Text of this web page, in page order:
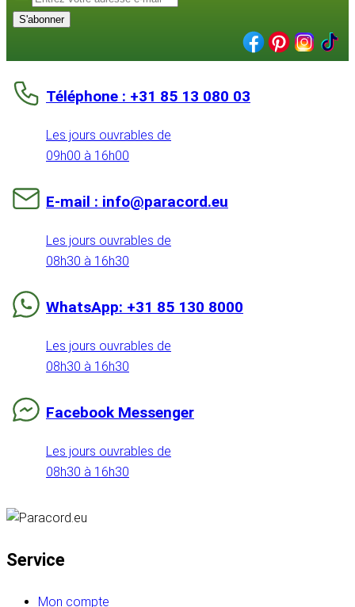
S'abonner
Téléphone : +31 85 13 080 03
Les jours ouvrables de
09h00 à 16h00
E-mail : info@paracord.eu
Les jours ouvrables de
08h30 à 16h30
WhatsApp: +31 85 130 8000
Les jours ouvrables de
08h30 à 16h30
Facebook Messenger
Les jours ouvrables de
08h30 à 16h30
Service
Mon compte